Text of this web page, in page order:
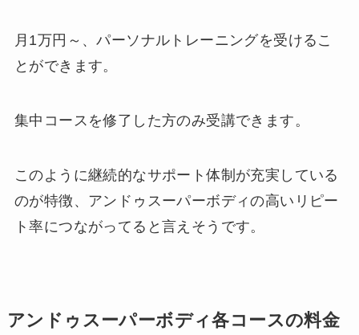
月1万円～、パーソナルトレーニングを受けるこ
とができます。
集中コースを修了した方のみ受講できます。
このように継続的なサポート体制が充実している
のが特徴、アンドゥスーパーボディの高いリピー
ト率につながってると言えそうです。
アンドゥスーパーボディ各コースの料金